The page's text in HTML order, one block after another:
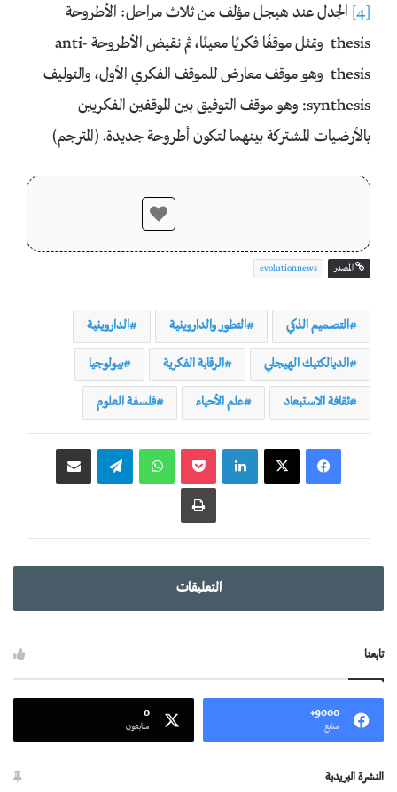
[4]
الجدل عند هيجل مؤلف من ثلاث مراحل: الأطروحة
thesis وتمثل موقفًا فكريًا معينًا، ثم نقيض الأطروحة anti-
thesis وهو موقف معارض للموقف الفكري الأول، والتوليف
synthesis: وهو موقف التوفيق بين الموقفين الفكريين
بالأرضيات المشتركة بينهما لتكون أطروحة جديدة. (المترجم)
المصدر evolutionnews
التصميم الذكي التطور والداروينية الداروينية
الديالكتيك الهيجلي الرقابة الفكرية بيولوجيا
ثقافة الاستبعاد علم الأحياء فلسفة العلوم
واتساب
التعليقات
تابعنا
9000+
متابع
0
متابعون
النشرة البريدية